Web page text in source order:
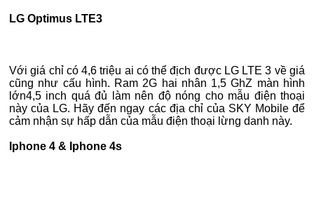
LG Optimus LTE3
Với giá chỉ có 4,6 triệu ai có thể địch được LG LTE 3 về giá
cũng như cấu hình. Ram 2G hai nhân 1,5 GhZ màn hình
lớn4,5 inch quá đủ làm nên độ nóng cho mẫu điện thoại
này của LG. Hãy đến ngay các địa chỉ của SKY Mobile để
cảm nhận sự hấp dẫn của mẫu điện thoại lừng danh này.
Iphone 4 & Iphone 4s